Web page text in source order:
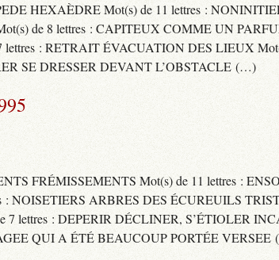
HEXAÈDRE Mot(s) de 11 lettres :
de 8 lettres : CAPITEUX COMME UN
lettres : RETRAIT ÉVACUATION DES LIEUX
SE DRESSER DEVANT L’OBSTACLE (…)
FRÉMISSEMENTS Mot(s) de 11 lettres :
: NOISETIERS ARBRES DES ÉCUREUILS
lettres : DEPERIR DÉCLINER, S’ÉTIOLER
QUI A ÉTÉ BEAUCOUP PORTÉE